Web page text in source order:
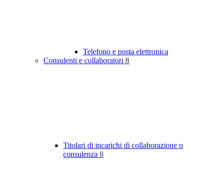
Telefono e posta elettronica
Consulenti e collaboratori 8
Titolari di incarichi di collaborazione o
consulenza 8